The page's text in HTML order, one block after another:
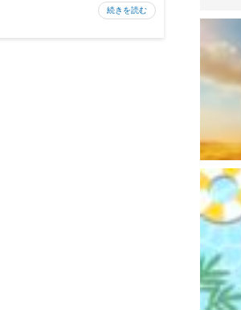
続きを読む